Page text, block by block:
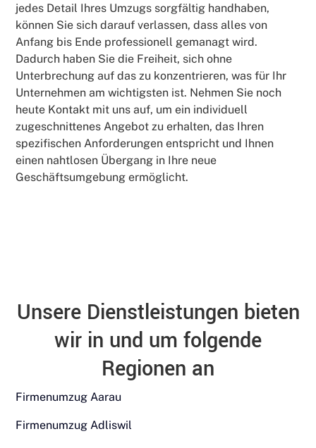
jedes Detail Ihres Umzugs sorgfältig handhaben,
können Sie sich darauf verlassen, dass alles von
Anfang bis Ende professionell gemanagt wird.
Dadurch haben Sie die Freiheit, sich ohne
Unterbrechung auf das zu konzentrieren, was für Ihr
Unternehmen am wichtigsten ist. Nehmen Sie noch
heute Kontakt mit uns auf, um ein individuell
zugeschnittenes Angebot zu erhalten, das Ihren
spezifischen Anforderungen entspricht und Ihnen
einen nahtlosen Übergang in Ihre neue
Geschäftsumgebung ermöglicht.
Unsere Dienstleistungen bieten
wir in und um folgende
Regionen an
Firmenumzug Aarau
Firmenumzug Adliswil